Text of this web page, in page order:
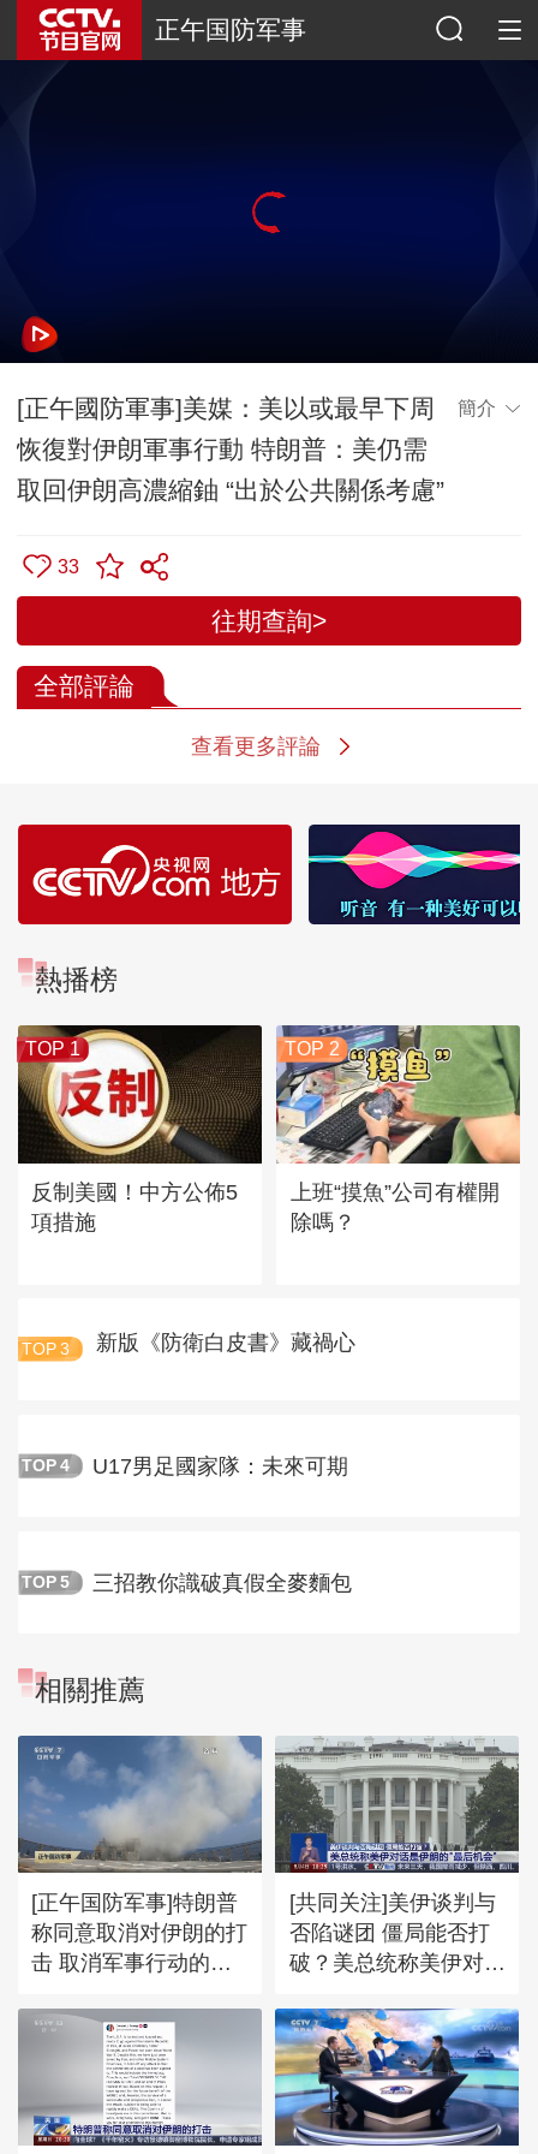
正午国防军事
[正午國防軍事]美媒：美以或最早下周
恢復對伊朗軍事行動 特朗普：美仍需
取回伊朗高濃縮鈾 “出於公共關係考慮”
簡介
33
往期查詢>
全部評論
查看更多評論
熱播榜
TOP 1
反制美國！中方公佈5
項措施
TOP 2
上班“摸魚”公司有權開
除嗎？
TOP 3 新版《防衛白皮書》藏禍心
TOP 4 U17男足國家隊：未來可期
TOP 5 三招教你識破真假全麥麵包
相關推薦
[正午国防军事]特朗普
称同意取消对伊朗的打
击 取消军事行动的前
[共同关注]美伊谈判与
否陷谜团 僵局能否打
破？美总统称美伊对话